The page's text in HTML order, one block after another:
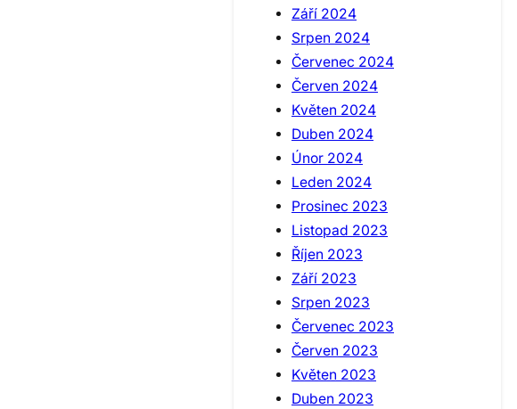
Září 2024
Srpen 2024
Červenec 2024
Červen 2024
Květen 2024
Duben 2024
Únor 2024
Leden 2024
Prosinec 2023
Listopad 2023
Říjen 2023
Září 2023
Srpen 2023
Červenec 2023
Červen 2023
Květen 2023
Duben 2023